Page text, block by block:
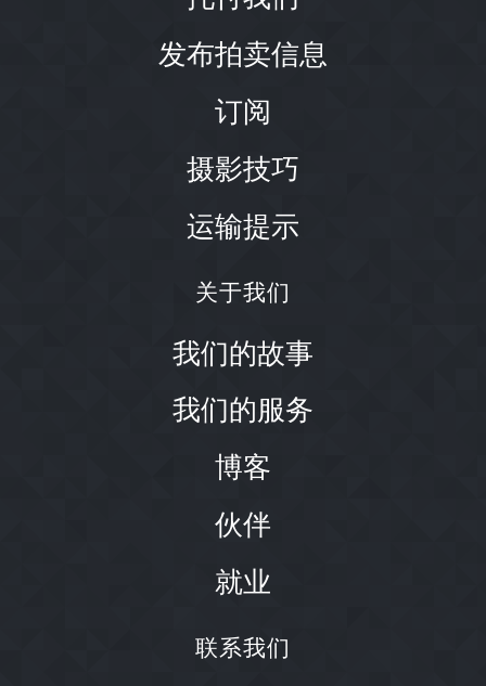
发布拍卖信息
订阅
摄影技巧
运输提示
关于我们
我们的故事
我们的服务
博客
伙伴
就业
联系我们